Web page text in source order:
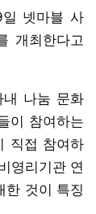
일 넷마블 사
개최한다고
내 나눔 문화
이 참여하는
직접 참여하
영리기관 연
한 것이 특징